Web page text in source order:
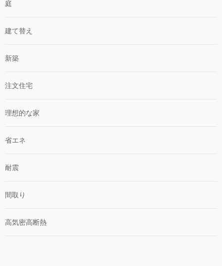
庭
建て替え
新築
注文住宅
理想的な家
省エネ
耐震
間取り
高気密高断熱